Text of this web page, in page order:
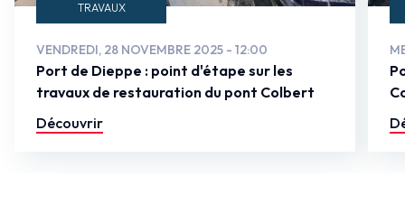
TRAVAUX
VENDREDI, 28 NOVEMBRE 2025 - 12:00
Port de Dieppe : point d'étape sur les
travaux de restauration du pont Colbert
Découvrir